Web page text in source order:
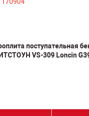
поступательная
VS-309 Loncin